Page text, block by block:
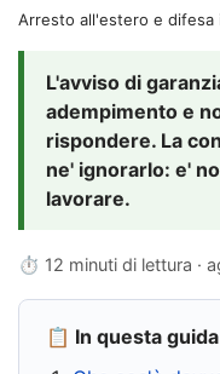
Arresto all'estero e difesa
L'avviso di
adempimento e
rispondere. La
ne' ignorarlo: e'
lavorare.
⏱ 12 minuti di lettura ·
📋 In questa guida